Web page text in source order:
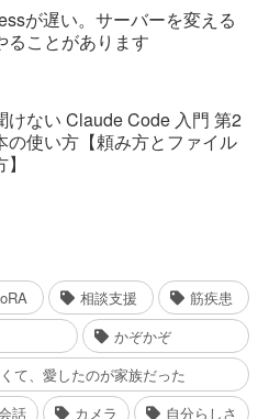
が遅い。サーバーを変える
ることがあります
けない Claude Code 入門 第2
の使い方【頼み方とファイル
相談支援
筋疾患
かぞかぞ
て、愛したのが家族だった
話 カメラ 自分らしさ